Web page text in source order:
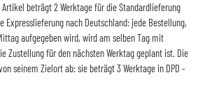
beträgt 2 Werktage für die Standardlieferung
Expresslieferung nach Deutschland: jede Bestellung,
aufgegeben wird, wird am selben Tag mit
Zustellung für den nächsten Werktag geplant ist. Die
seinem Zielort ab: sie beträgt 3 Werktage in DPD -